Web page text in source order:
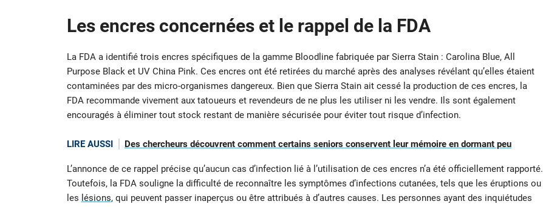
Les encres concernées et le rappel de la FDA
La FDA a identifié trois encres spécifiques de la gamme Bloodline fabriquée par Sierra Stain : Carolina Blue, All
Purpose Black et UV China Pink. Ces encres ont été retirées du marché après des analyses révélant qu’elles étaient
contaminées par des micro-organismes dangereux. Bien que Sierra Stain ait cessé la production de ces encres, la
FDA recommande vivement aux tatoueurs et revendeurs de ne plus les utiliser ni les vendre. Ils sont également
encouragés à éliminer tout stock restant de manière sécurisée pour éviter tout risque d’infection.
LIRE AUSSI Des chercheurs découvrent comment certains seniors conservent leur mémoire en dormant peu
L’annonce de ce rappel précise qu’aucun cas d’infection lié à l’utilisation de ces encres n’a été officiellement rapporté.
Toutefois, la FDA souligne la difficulté de reconnaître les symptômes d’infections cutanées, tels que les éruptions ou
les lésions, qui peuvent passer inaperçus ou être attribués à d’autres causes. Les personnes ayant des inquiétudes